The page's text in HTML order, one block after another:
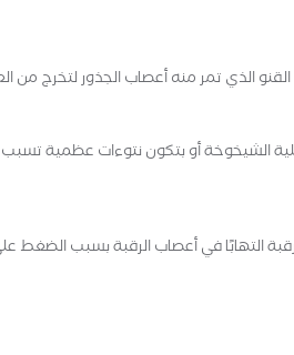
الذي تمر منه أعصاب الجذور لتخرج من
الشيخوخة أو بتكون نتوءات عظمية تسبب
التهابًا في أعصاب الرقبة بسبب الضغط